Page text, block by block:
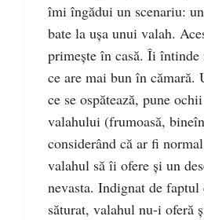
îmi îngădui un scenariu:
bate la uşa unui valah.
primeşte în casă. Îi
ce are mai bun în
ce se ospătează, pune
valahului (frumoasă,
considerând că ar fi
valahul să îi ofere şi un
nevasta. Indignat de faptul
săturat, valahul nu-i oferă